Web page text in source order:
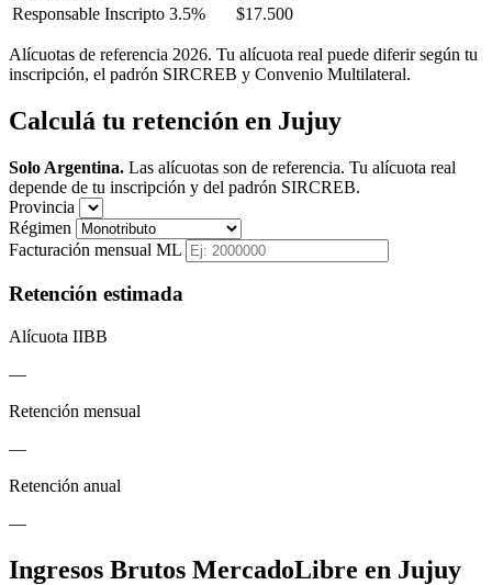
Responsable Inscripto 3.5% $17.500
Alícuotas de referencia 2026. Tu alícuota real puede diferir según tu
inscripción, el padrón SIRCREB y Convenio Multilateral.
Calculá tu retención en Jujuy
Solo Argentina. Las alícuotas son de referencia. Tu alícuota real
depende de tu inscripción y del padrón SIRCREB.
Provincia
Régimen
Facturación mensual ML
Retención estimada
Alícuota IIBB
—
Retención mensual
—
Retención anual
—
Ingresos Brutos MercadoLibre en Jujuy